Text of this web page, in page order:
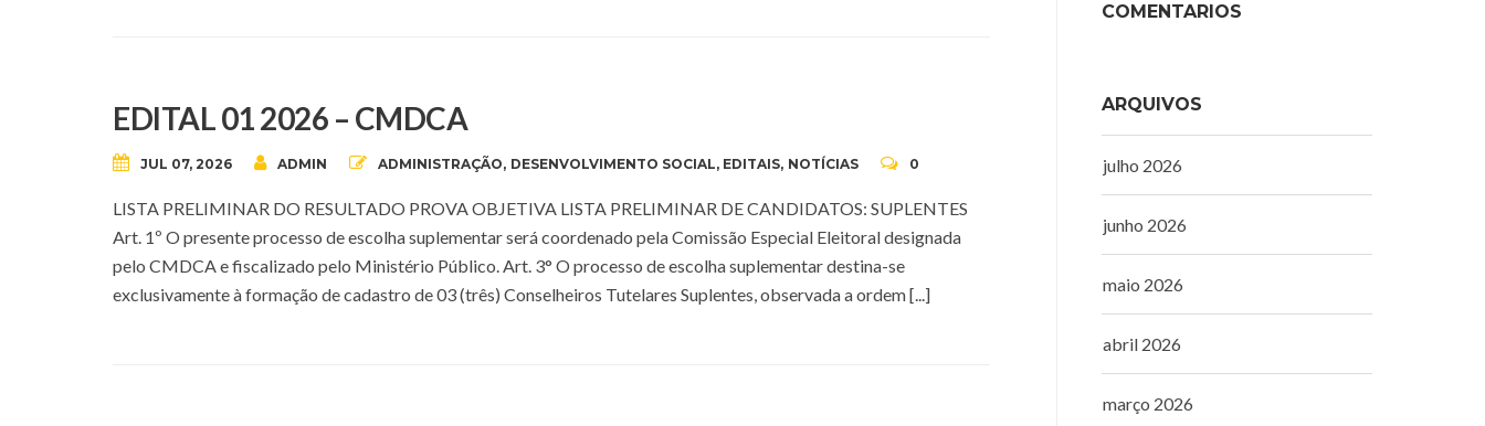
EDITAL 01 2026 – CMDCA
JUL 07, 2026 ADMIN ADMINISTRAÇÃO, DESENVOLVIMENTO SOCIAL, EDITAIS, NOTÍCIAS 0
LISTA PRELIMINAR DO RESULTADO PROVA OBJETIVA LISTA PRELIMINAR DE CANDIDATOS: SUPLENTES
Art. 1º O presente processo de escolha suplementar será coordenado pela Comissão Especial Eleitoral designada
pelo CMDCA e fiscalizado pelo Ministério Público. Art. 3° O processo de escolha suplementar destina-se
exclusivamente à formação de cadastro de 03 (três) Conselheiros Tutelares Suplentes, observada a ordem [...]
COMENTÁRIOS
ARQUIVOS
julho 2026
junho 2026
maio 2026
abril 2026
março 2026